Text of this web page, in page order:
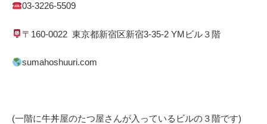
03-3226-5509
〒 160-0022 東京都新宿区新宿3-35-2 YMビル３階
sumahoshuuri.com
(一階に牛丼屋のたつ屋さんが入っているビルの３階です)